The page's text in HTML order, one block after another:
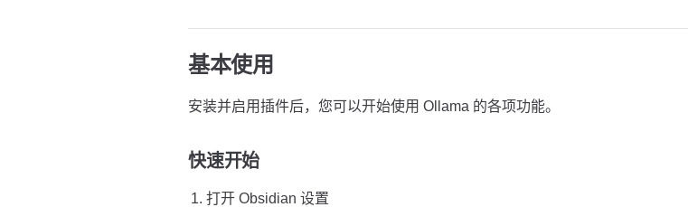
基本使用
安装并启用插件后，您可以开始使用 Ollama 的各项功能。
快速开始
打开 Obsidian 设置